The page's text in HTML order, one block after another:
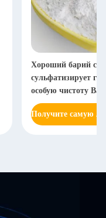
Хороший барий
сульфатизирует
особую чистоту
Получите самую